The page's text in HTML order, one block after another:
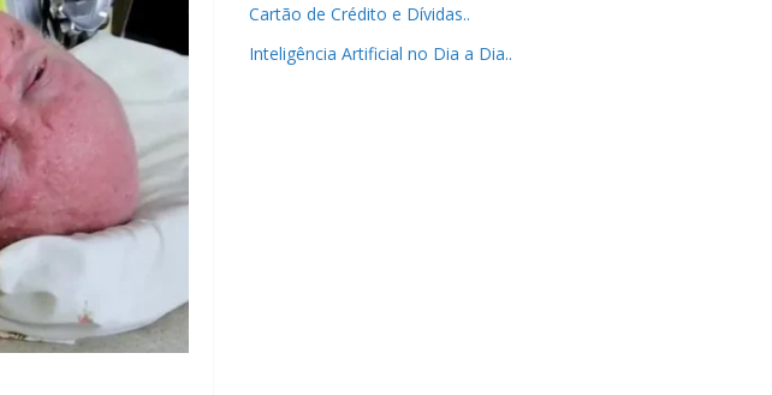
Cartão de Crédito e Dívidas..
Inteligência Artificial no Dia a Dia..